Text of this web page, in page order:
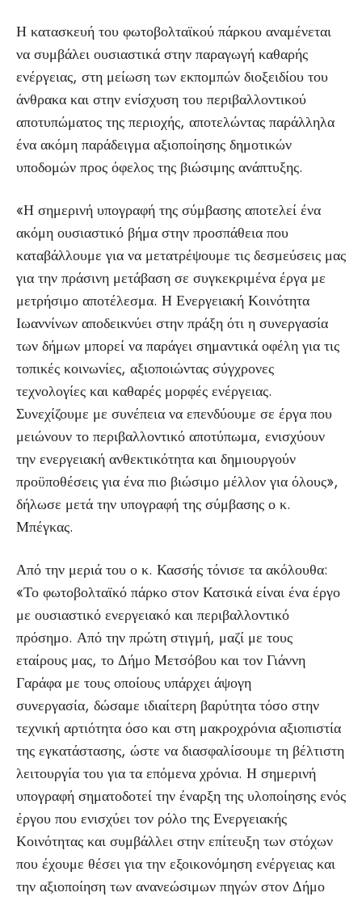
Η κατασκευή του φωτοβολταϊκού πάρκου αναμένεται
να συμβάλει ουσιαστικά στην παραγωγή καθαρής
ενέργειας, στη μείωση των εκπομπών διοξειδίου του
άνθρακα και στην ενίσχυση του περιβαλλοντικού
αποτυπώματος της περιοχής, αποτελώντας παράλληλα
ένα ακόμη παράδειγμα αξιοποίησης δημοτικών
υποδομών προς όφελος της βιώσιμης ανάπτυξης.
«Η σημερινή υπογραφή της σύμβασης αποτελεί ένα
ακόμη ουσιαστικό βήμα στην προσπάθεια που
καταβάλλουμε για να μετατρέψουμε τις δεσμεύσεις μας
για την πράσινη μετάβαση σε συγκεκριμένα έργα με
μετρήσιμο αποτέλεσμα. Η Ενεργειακή Κοινότητα
Ιωαννίνων αποδεικνύει στην πράξη ότι η συνεργασία
των δήμων μπορεί να παράγει σημαντικά οφέλη για τις
τοπικές κοινωνίες, αξιοποιώντας σύγχρονες
τεχνολογίες και καθαρές μορφές ενέργειας.
Συνεχίζουμε με συνέπεια να επενδύουμε σε έργα που
μειώνουν το περιβαλλοντικό αποτύπωμα, ενισχύουν
την ενεργειακή ανθεκτικότητα και δημιουργούν
προϋποθέσεις για ένα πιο βιώσιμο μέλλον για όλους»,
δήλωσε μετά την υπογραφή της σύμβασης ο κ.
Μπέγκας.
Από την μεριά του ο κ. Κασσής τόνισε τα ακόλουθα:
«Το φωτοβολταϊκό πάρκο στον Κατσικά είναι ένα έργο
με ουσιαστικό ενεργειακό και περιβαλλοντικό
πρόσημο. Από την πρώτη στιγμή, μαζί με τους
εταίρους μας, το Δήμο Μετσόβου και τον Γιάννη
Γαράφα με τους οποίους υπάρχει άψογη
συνεργασία, δώσαμε ιδιαίτερη βαρύτητα τόσο στην
τεχνική αρτιότητα όσο και στη μακροχρόνια αξιοπιστία
της εγκατάστασης, ώστε να διασφαλίσουμε τη βέλτιστη
λειτουργία του για τα επόμενα χρόνια. Η σημερινή
υπογραφή σηματοδοτεί την έναρξη της υλοποίησης ενός
έργου που ενισχύει τον ρόλο της Ενεργειακής
Κοινότητας και συμβάλλει στην επίτευξη των στόχων
που έχουμε θέσει για την εξοικονόμηση ενέργειας και
την αξιοποίηση των ανανεώσιμων πηγών στον Δήμο